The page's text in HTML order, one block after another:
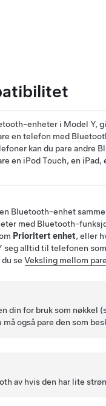
enheter i Model Y,
en telefon med
kan du pare andre
en iPod Touch, en
Bluetooth-enhet
med Bluetooth-
Prioritert enhet, eller
seg alltid til telefonen
se Veksling mellom
din for bruk som nøkkel
også pare den som
av hvis den har lite